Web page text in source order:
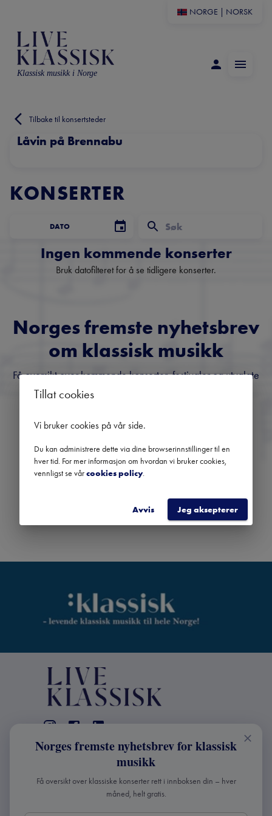
NORGE NORSK
Klassisk musikk i Norge
Tilbake til konsertsteder
Låvin på Brennabu
KONSERTER
DATO
Ingen kommende konserter
Bruk datofilteret for å se tidligere konserter.
Norges fremste nyhetsbrev
om klassisk musikk
Få oversikt over kommende konserter, festivaler og utvalgte
anbefalinger fra hele landet.
REGISTRER
KONTAKT
Live Klassisk: +47 98670803
info@liveklassisk.no
Norges fremste nyhetsbrev for klassisk
musikk
Få oversikt over klassiske konserter rett i innboksen din – hver
måned, helt gratis.
Tillat cookies
Vi bruker cookies på vår side.
Du kan administrere dette via dine browserinnstillinger til en
hver tid. For mer informasjon om hvordan vi bruker cookies,
vennligst se vårcookies policy.
Avvis Jeg aksepterer